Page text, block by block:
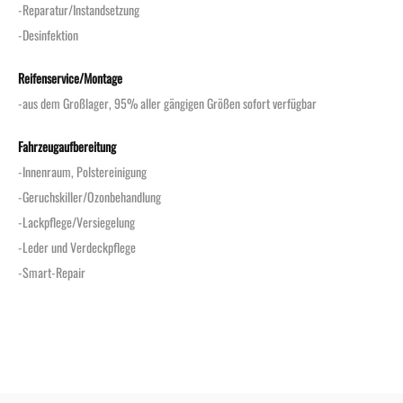
-Reparatur/Instandsetzung
-Desinfektion
Reifenservice/Montage
-aus dem Großlager, 95% aller gängigen Größen sofort verfügbar
Fahrzeugaufbereitung
-Innenraum, Polstereinigung
-Geruchskiller/Ozonbehandlung
-Lackpflege/Versiegelung
-Leder und Verdeckpflege
-Smart-Repair